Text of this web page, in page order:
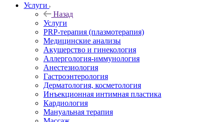
Услуги
Назад
Услуги
PRP-терапия (плазмотерапия)
Медицинские анализы
Акушерство и гинекология
Аллергология-иммунология
Анестезиология
Гастроэнтерология
Дерматология, косметология
Инъекционная интимная пластика
Кардиология
Мануальная терапия